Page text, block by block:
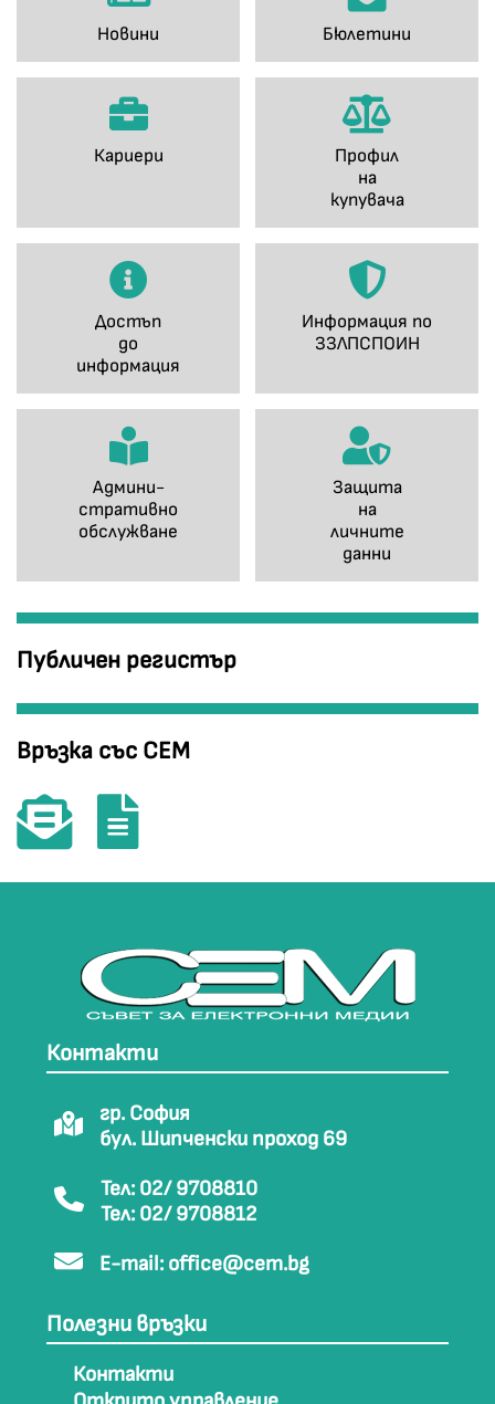
Новини Бюлетини
Кариери
Профил
на
купувача
Достъп
до
информация
Информация по
ЗЗЛПСПОИН
Админи-
стративно
обслужване
Защита
на
личните
данни
Публичен регистър
Връзка със СЕМ
Контакти
гр. София
бул. Шипченски проход 69
Тел: 02/ 9708810
Тел: 02/ 9708812
E-mail: office@cem.bg
Полезни връзки
Контакти